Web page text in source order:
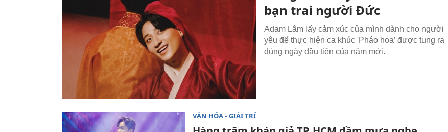
bạn trai người Đức
Adam Lâm lấy cảm xúc của mình dành cho người
yêu để thực hiện ca khúc 'Pháo hoa’ được tung ra
đúng ngày đầu tiên của năm mới.
VĂN HÓA - GIẢI TRÍ